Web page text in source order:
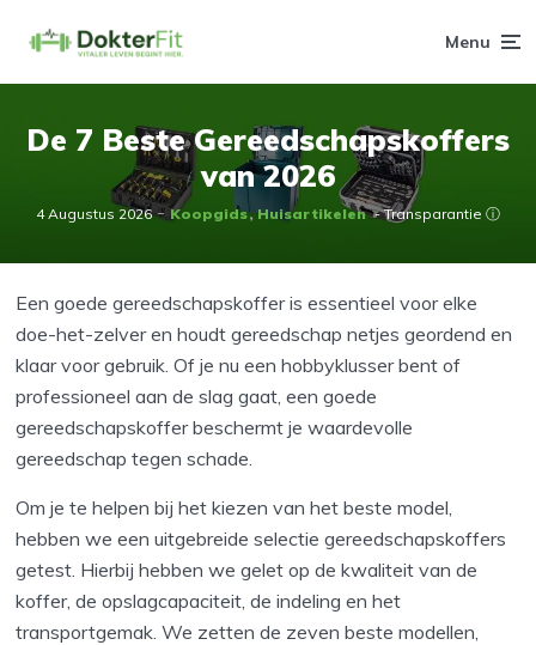
Menu
De 7 Beste Gereedschapskoffers
van 2026
4 Augustus 2026 Koopgids Huisartikelen - Transparantie ⓘ
Een goede gereedschapskoffer is essentieel voor elke
doe-het-zelver en houdt gereedschap netjes geordend en
klaar voor gebruik. Of je nu een hobbyklusser bent of
professioneel aan de slag gaat, een goede
gereedschapskoffer beschermt je waardevolle
gereedschap tegen schade.
Om je te helpen bij het kiezen van het beste model,
hebben we een uitgebreide selectie gereedschapskoffers
getest. Hierbij hebben we gelet op de kwaliteit van de
koffer, de opslagcapaciteit, de indeling en het
transportgemak. We zetten de zeven beste modellen,